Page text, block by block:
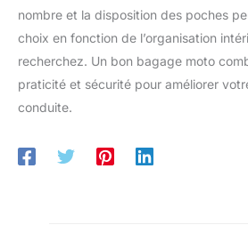
nombre et la disposition des poches
choix en fonction de l’organisation
recherchez. Un bon bagage moto
praticité et sécurité pour améliorer
conduite.